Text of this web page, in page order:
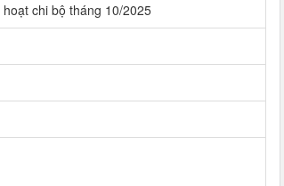
chi bộ tháng 10/2025